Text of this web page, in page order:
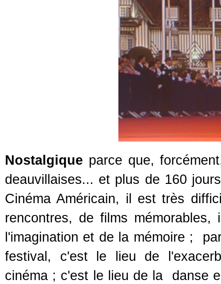
Nostalgique parce que,
deauvillaises... et plus de 160
Cinéma Américain, il est très
rencontres, de films
l'imagination et de la mémoire ;
festival, c'est le lieu de
cinéma ; c'est le lieu de la danse